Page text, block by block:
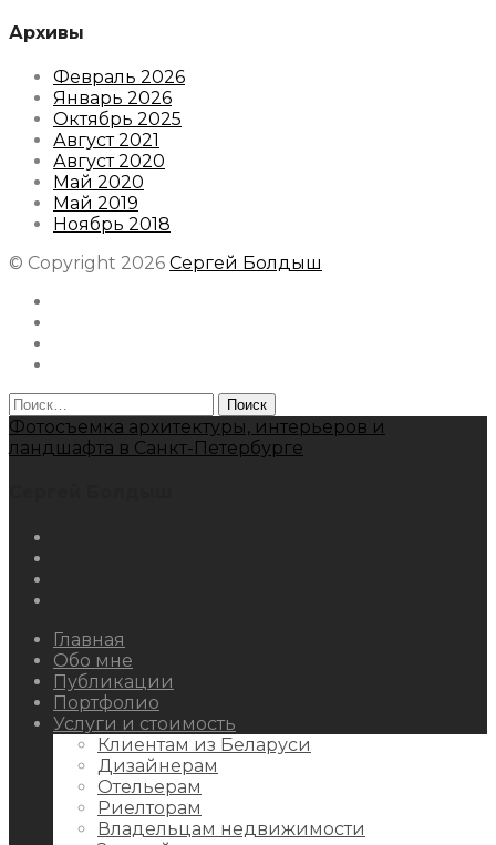
Архивы
Февраль 2026
Январь 2026
Октябрь 2025
Август 2021
Август 2020
Май 2020
Май 2019
Ноябрь 2018
© Copyright 2026 Сергей Болдыш
Найти:
Фотосъемка архитектуры, интерьеров и
ландшафта в Санкт-Петербурге
Главная
Обо мне
Публикации
Портфолио
Услуги и стоимость
Клиентам из Беларуси
Дизайнерам
Отельерам
Риелторам
Владельцам недвижимости